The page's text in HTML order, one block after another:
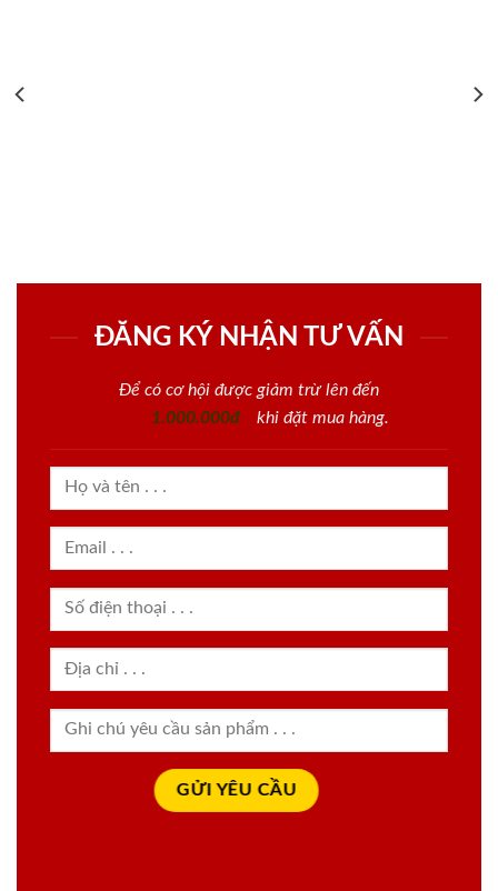
ĐĂNG KÝ NHẬN TƯ VẤN
Để có cơ hội được giảm trừ lên đến
1.000.000đ
khi đặt mua hàng.